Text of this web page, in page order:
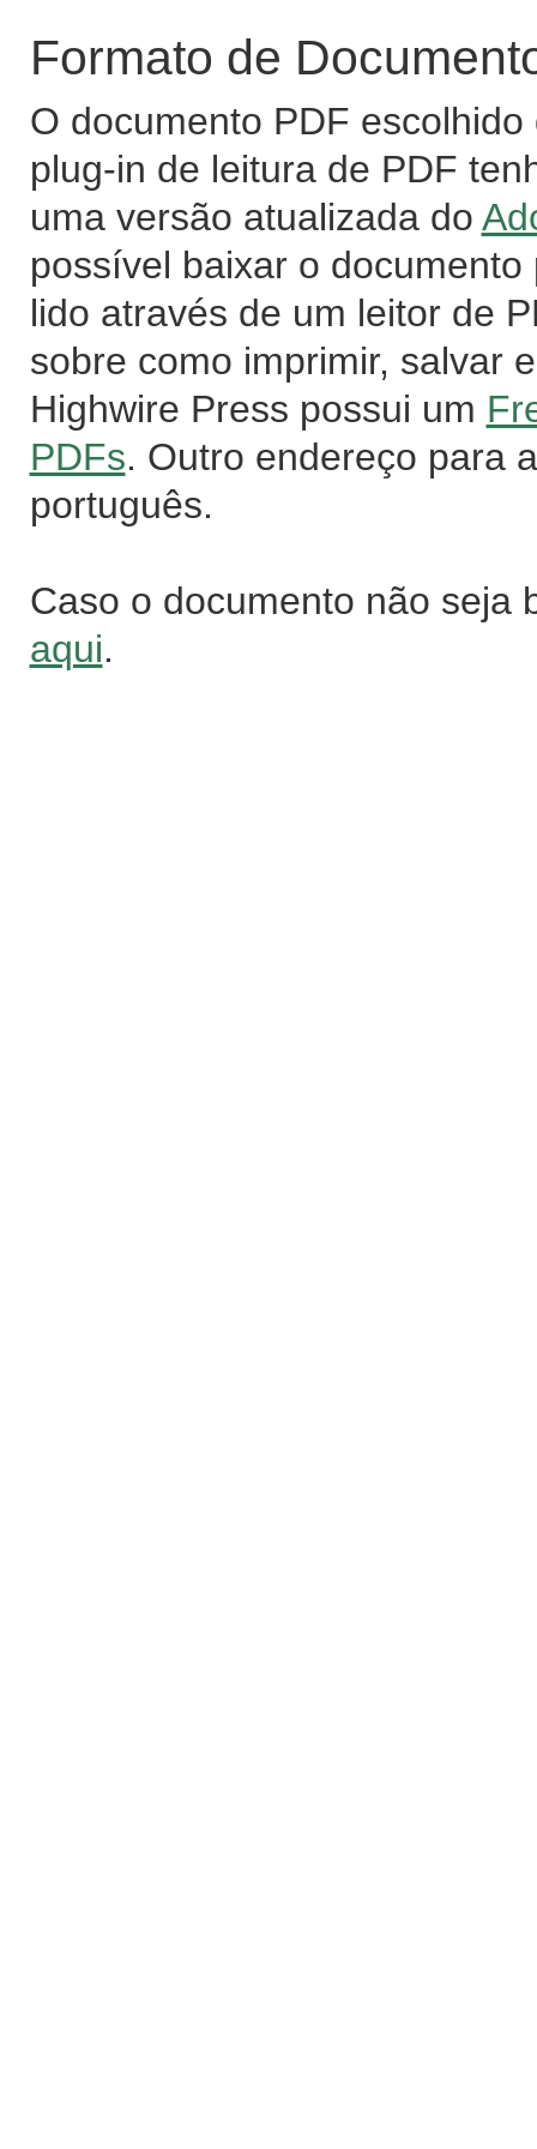
Formato de
O documento PDF
plug-in de leitura de PDF
uma versão atualizada do
possível baixar o
lido através de um leitor de
sobre como imprimir, salvar
Highwire Press possui um
PDFs. Outro endereço para
português.
Caso o documento não seja
aqui.